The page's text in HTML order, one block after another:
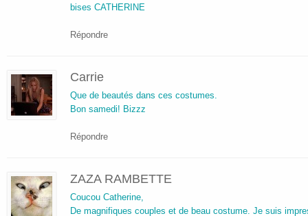
bises CATHERINE
Répondre
Carrie
Que de beautés dans ces costumes.
Bon samedi! Bizzz
Répondre
ZAZA RAMBETTE
Coucou Catherine,
De magnifiques couples et de beau costume. Je suis